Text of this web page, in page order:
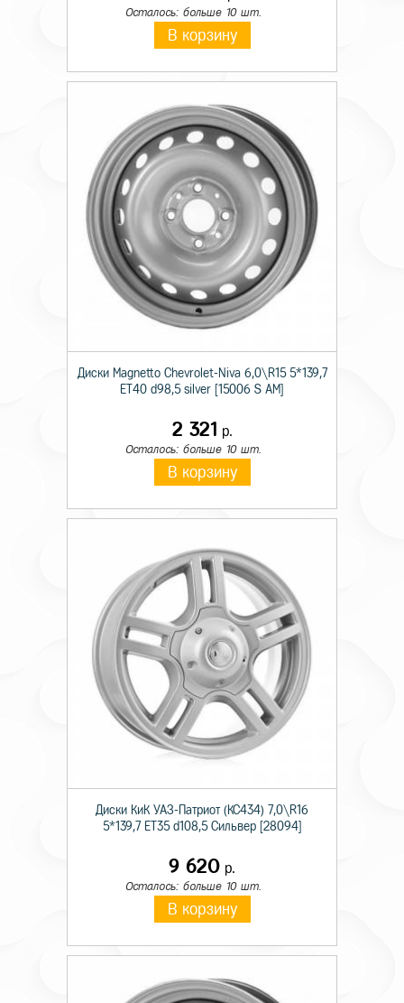
Осталось: больше 10 шт.
В корзину
Диски Magnetto Chevrolet-Niva 6,0\R15 5*139,7
ET40 d98,5 silver [15006 S AM]
2 321 р.
Осталось: больше 10 шт.
В корзину
Диски КиК УАЗ-Патриот (КС434) 7,0\R16
5*139,7 ET35 d108,5 Сильвер [28094]
9 620 р.
Осталось: больше 10 шт.
В корзину